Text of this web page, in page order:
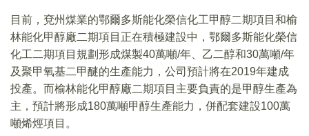
目前，兗州煤業的鄂爾多斯能化榮信化工甲醇二期項目和榆
林能化甲醇廠二期項目正在積極建設中，鄂爾多斯能化榮信
化工二期項目規劃形成煤製40萬噸/年、乙二醇和30萬噸/年
及聚甲氧基二甲醚的生產能力，公司預計將在2019年建成
投產。而榆林能化甲醇廠二期項目主要負責的是甲醇生產為
主，預計將形成180萬噸甲醇生產能力，併配套建設100萬
噸烯烴項目。